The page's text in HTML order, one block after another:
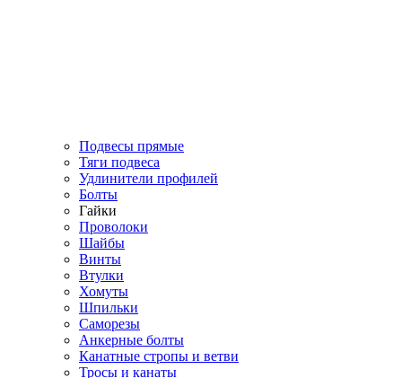
Подвесы прямые
Тяги подвеса
Удлинители профилей
Болты
Гайки
Проволоки
Шайбы
Винты
Втулки
Хомуты
Шпильки
Саморезы
Анкерные болты
Канатные стропы и ветви
Тросы и канаты